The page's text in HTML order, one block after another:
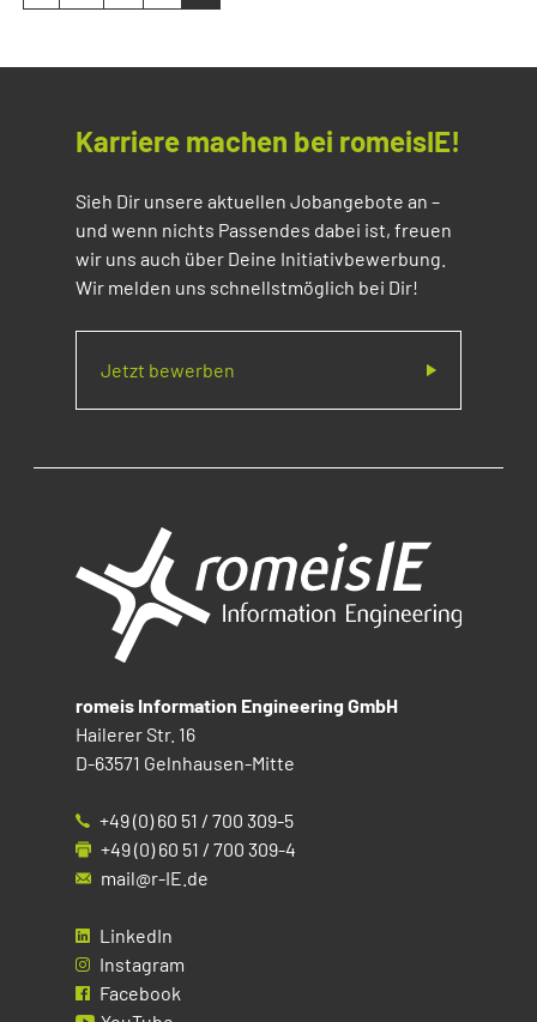
Karriere machen bei romeisIE!
Sieh Dir unsere aktuellen Jobangebote an –
und wenn nichts Passendes dabei ist, freuen
wir uns auch über Deine Initiativbewerbung.
Wir melden uns schnellstmöglich bei Dir!
Jetzt bewerben
romeis Information Engineering GmbH
Hailerer Str. 16
D-63571 Gelnhausen-Mitte
+49 (0) 60 51 / 700 309-5
+49 (0) 60 51 / 700 309-4
mail@r-IE.de
LinkedIn
Instagram
Facebook